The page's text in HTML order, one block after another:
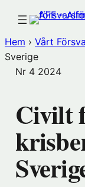
innehåll
Hem › Vårt
Sverige
Nr 4 2024
Civilt